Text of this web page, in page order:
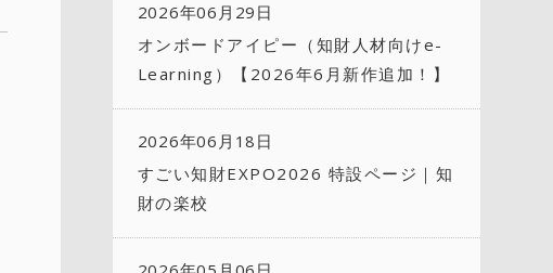
2026年06月29日
オンボードアイピー（知財人材向けe-
Learning）【2026年6月新作追加！】
2026年06月18日
すごい知財EXPO2026 特設ページ｜知
財の楽校